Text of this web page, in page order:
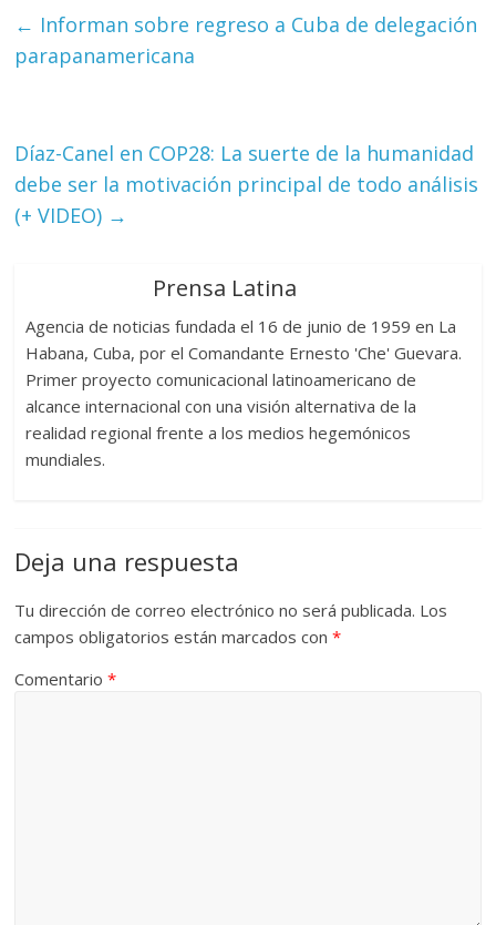
← Informan sobre regreso a Cuba de delegación
parapanamericana
Díaz-Canel en COP28: La suerte de la humanidad
debe ser la motivación principal de todo análisis
(+ VIDEO) →
Prensa Latina
Agencia de noticias fundada el 16 de junio de 1959 en La
Habana, Cuba, por el Comandante Ernesto 'Che' Guevara.
Primer proyecto comunicacional latinoamericano de
alcance internacional con una visión alternativa de la
realidad regional frente a los medios hegemónicos
mundiales.
Deja una respuesta
Tu dirección de correo electrónico no será publicada. Los
campos obligatorios están marcados con*
Comentario*